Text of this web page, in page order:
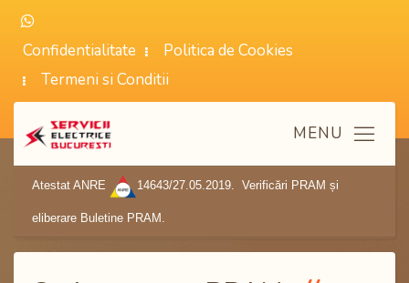
Confidentialitate
Politica de Cookies
Termeni si Conditii
Atestat ANRE 14643/27.05.2019. Verificări PRAM și
eliberare Buletine PRAM.